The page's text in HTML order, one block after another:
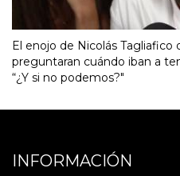
El enojo de Nicolás Tagliafico
preguntaran cuándo iban a
“¿Y si no podemos?"
INFORMACIÓN